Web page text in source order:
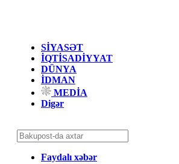
SİYASƏT
İQTİSADİYYAT
DÜNYA
İDMAN
MEDİA
Digər
Faydalı xəbər